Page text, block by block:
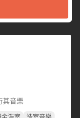
其音樂